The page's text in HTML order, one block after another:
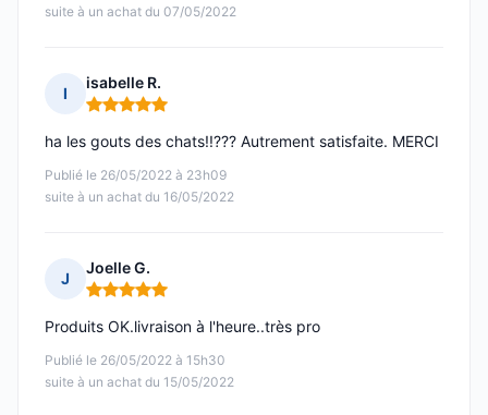
suite à un achat du 07/05/2022
I
isabelle R.
Note : 5 sur 5
Publié le 26/05/2022 à 23h09
suite à un achat du 16/05/2022
ha les gouts des chats!!??? Autrement satisfaite. MERCI
J
Joelle G.
Note : 5 sur 5
Publié le 26/05/2022 à 15h30
suite à un achat du 15/05/2022
Produits OK.livraison à l'heure..très pro